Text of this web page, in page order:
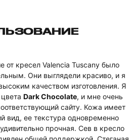
от кресел Valencia Tuscany было
Они выглядели красиво, и я
качеством изготовления. Я
Dark Chocolate, и мне очень
сайту. Кожа имеет
вид, ее текстура одновременно
прочная. Сев в кресло